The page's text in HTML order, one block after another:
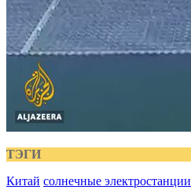
ТЭГИ
Китай солнечные электростанции